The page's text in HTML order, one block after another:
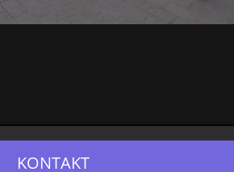
KONTAKT